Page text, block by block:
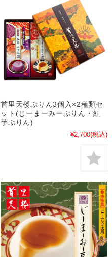
首里天楼ぷりん3個入×2種類セ
ット(じーまーみーぷりん・紅
芋ぷりん)
¥2,700(税込)